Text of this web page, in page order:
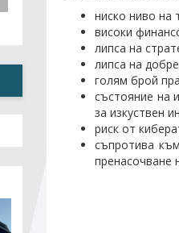
ниско ниво на
високи
липса на
липса на
голям брой
състояние на
за изкуствен
риск от
съпротива
пренасочване